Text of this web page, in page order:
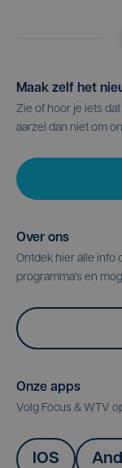
Maak zelf het
Zie of hoor je iets
aarzel dan niet om
Over ons
Ontdek hier alle info
programma's en
Onze apps
Volg Focus & WTV
IOS